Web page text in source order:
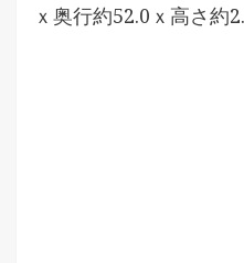
ｘ奥行約52.0ｘ高さ約